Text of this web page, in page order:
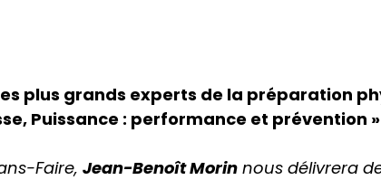
plus grands experts de la préparation
Puissance : performance et prévention »
Faire, Jean-Benoît Morin nous délivrera